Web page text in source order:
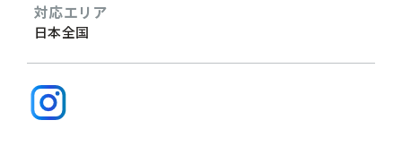
対応エリア
日本全国